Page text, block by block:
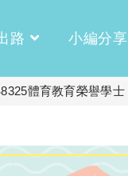
路 小編分享
體育教育榮譽學士